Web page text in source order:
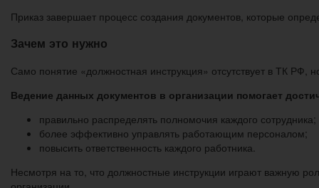
Приказ завершает процесс создания документов, которые
Зачем это нужно
Само понятие «должностная инструкция» отсутствует в ТК
Ведение данных документов в организации помогает
правильно распределять полномочия каждого сотрудника;
более эффективно управлять работающим персоналом;
повысить ответственность каждого работника.
Несмотря на то, что должностные инструкции играют важную